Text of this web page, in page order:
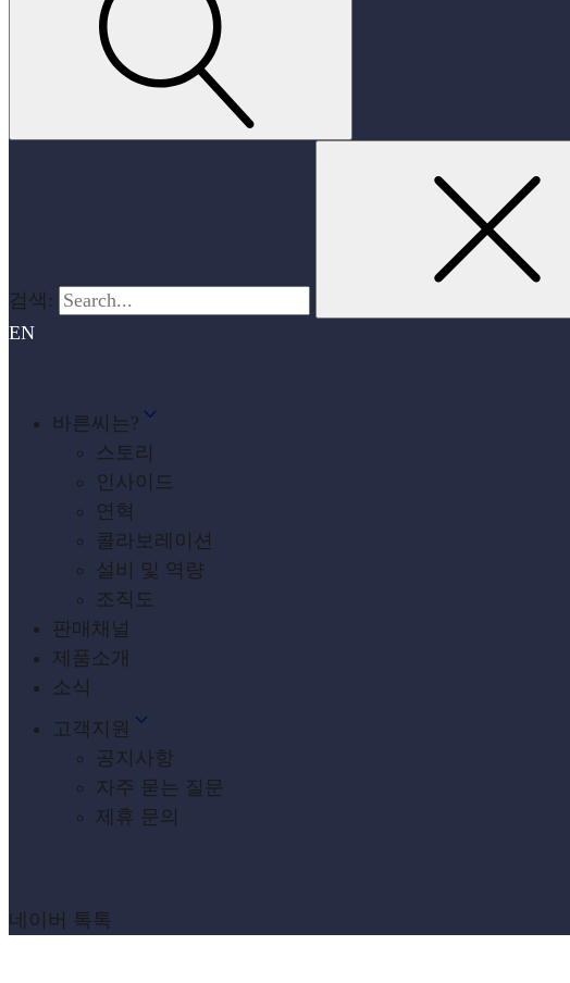
검색:
EN
바른씨는?
스토리
인사이드
연혁
콜라보레이션
설비 및 역량
조직도
판매채널
제품소개
소식
고객지원
공지사항
자주 묻는 질문
제휴 문의
네이버 톡톡